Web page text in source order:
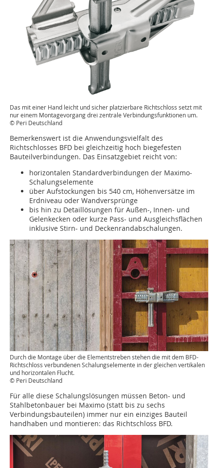
Das mit einer Hand leicht und sicher platzierbare Richtschloss setzt mit
nur einem Montagevorgang drei zentrale Verbindungsfunktionen um.
© Peri Deutschland
Bemerkenswert ist die Anwendungsvielfalt des
Richtschlosses BFD bei gleichzeitig hoch biegefesten
Bauteilverbindungen. Das Einsatzgebiet reicht von:
horizontalen Standardverbindungen der Maximo-
Schalungselemente
über Aufstockungen bis 540 cm, Höhenversätze im
Erdniveau oder Wandversprünge
bis hin zu Detaillösungen für Außen-, Innen- und
Gelenkecken oder kurze Pass- und Ausgleichsflächen
inklusive Stirn- und Deckenrandabschalungen.
Durch die Montage über die Elementstreben stehen die mit dem BFD-
Richtschloss verbundenen Schalungselemente in der gleichen vertikalen
und horizontalen Flucht.
© Peri Deutschland
Für alle diese Schalungslösungen müssen Beton- und
Stahlbetonbauer bei Maximo (statt bis zu sechs
Verbindungsbauteilen) immer nur ein einziges Bauteil
handhaben und montieren: das Richtschloss BFD.